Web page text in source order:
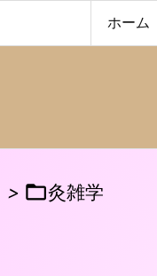
ホーム
> 灸雑学